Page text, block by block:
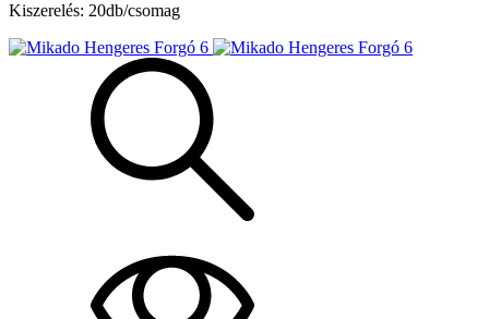
Kiszerelés: 20db/csomag